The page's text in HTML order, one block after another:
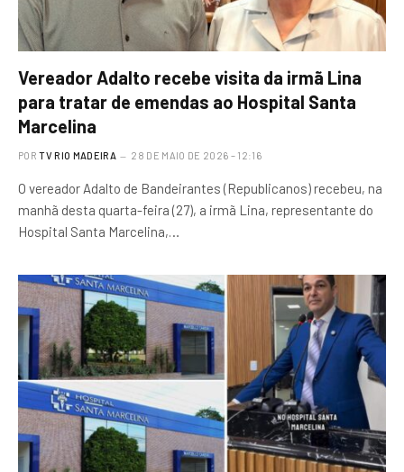
Vereador Adalto recebe visita da irmã Lina
para tratar de emendas ao Hospital Santa
Marcelina
POR TV RIO MADEIRA 28 DE MAIO DE 2026 – 12:16
O vereador Adalto de Bandeirantes (Republicanos) recebeu, na
manhã desta quarta-feira (27), a irmã Lina, representante do
Hospital Santa Marcelina,…